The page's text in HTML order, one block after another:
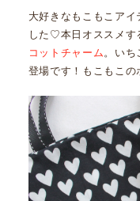
大好きなもこもこア
した♡本日オススメす
コットチャーム。いち
登場です！もこもこ